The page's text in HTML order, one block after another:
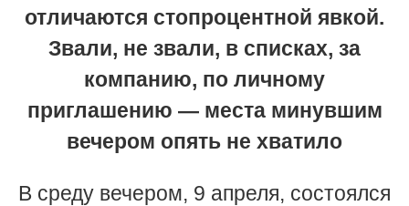
отличаются стопроцентной явкой.
Звали, не звали, в списках, за
компанию, по личному
приглашению — места минувшим
вечером опять не хватило
В среду вечером, 9 апреля, состоялся